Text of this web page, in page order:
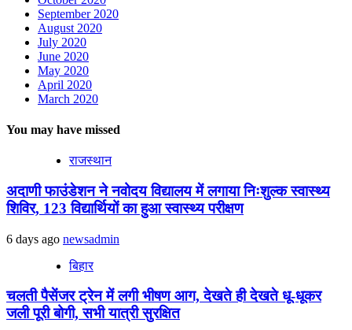
September 2020
August 2020
July 2020
June 2020
May 2020
April 2020
March 2020
You may have missed
राजस्थान
अदाणी फाउंडेशन ने नवोदय विद्यालय में लगाया निःशुल्क स्वास्थ्य
शिविर, 123 विद्यार्थियों का हुआ स्वास्थ्य परीक्षण
6 days ago newsadmin
बिहार
चलती पैसेंजर ट्रेन में लगी भीषण आग, देखते ही देखते धू-धूकर
जली पूरी बोगी, सभी यात्री सुरक्षित